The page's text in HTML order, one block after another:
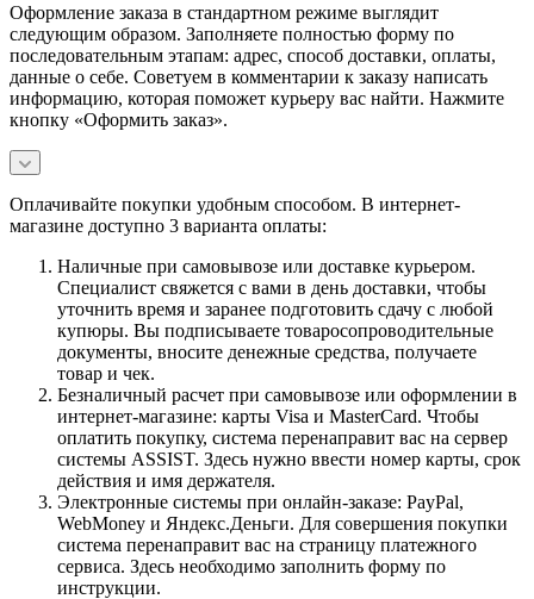
Оформление заказа в стандартном режиме выглядит
следующим образом. Заполняете полностью форму по
последовательным этапам: адрес, способ доставки, оплаты,
данные о себе. Советуем в комментарии к заказу написать
информацию, которая поможет курьеру вас найти. Нажмите
кнопку «Оформить заказ».
Оплачивайте покупки удобным способом. В интернет-
магазине доступно 3 варианта оплаты:
Наличные при самовывозе или доставке курьером.
Специалист свяжется с вами в день доставки, чтобы
уточнить время и заранее подготовить сдачу с любой
купюры. Вы подписываете товаросопроводительные
документы, вносите денежные средства, получаете
товар и чек.
Безналичный расчет при самовывозе или оформлении в
интернет-магазине: карты Visa и MasterCard. Чтобы
оплатить покупку, система перенаправит вас на сервер
системы ASSIST. Здесь нужно ввести номер карты, срок
действия и имя держателя.
Электронные системы при онлайн-заказе: PayPal,
WebMoney и Яндекс.Деньги. Для совершения покупки
система перенаправит вас на страницу платежного
сервиса. Здесь необходимо заполнить форму по
инструкции.